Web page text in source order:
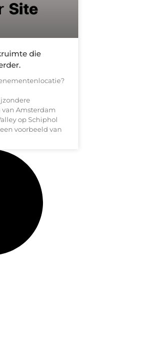
die
Amsterdam
op Schiphol
voorbeeld van